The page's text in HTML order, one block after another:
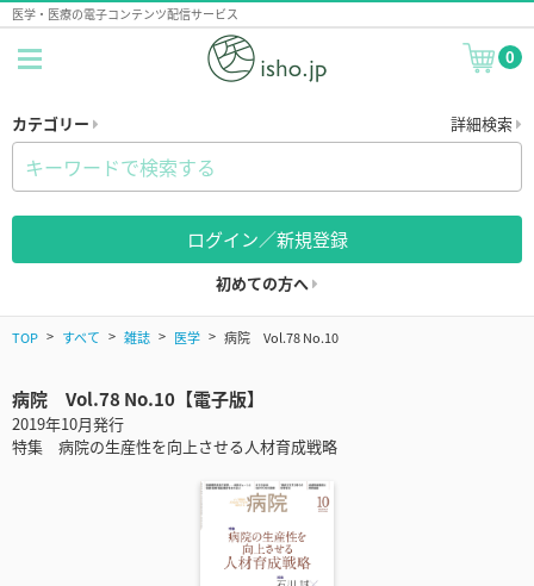
医学・医療の電子コンテンツ配信サービス
0
カテゴリー 詳細検索
ログイン／新規登録
初めての方へ
TOP すべて 雑誌 医学 病院 Vol.78 No.10
病院 Vol.78 No.10【電子版】
2019年10月発行
特集 病院の生産性を向上させる人材育成戦略